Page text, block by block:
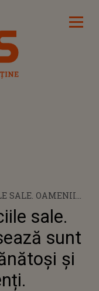
SALE. OAMENII
MAI FERICIȚI, MAI
sale.
sunt
și